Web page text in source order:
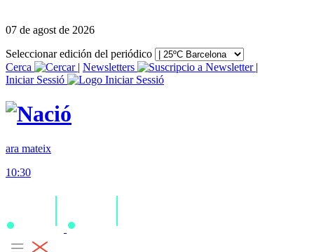
07 de agost de 2026
Seleccionar edición del periódico
Cerca
| Newsletters
|
Iniciar Sessió
ara mateix
10:30